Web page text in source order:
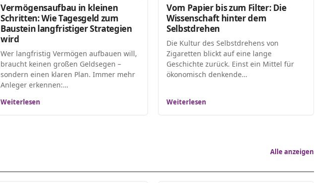
Vermögensaufbau in kleinen
Schritten: Wie Tagesgeld zum
Baustein langfristiger Strategien
wird
Wer langfristig Vermögen aufbauen will,
braucht keinen großen Geldsegen –
sondern einen klaren Plan. Immer mehr
Anleger erkennen:…
Weiterlesen
Vom Papier bis zum Filter: Die
Wissenschaft hinter dem
Selbstdrehen
Die Kultur des Selbstdrehens von
Zigaretten blickt auf eine lange
Geschichte zurück. Einst ein Mittel für
ökonomisch denkende…
Weiterlesen
Alle anzeigen